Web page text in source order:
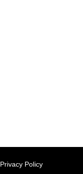
Privacy Policy